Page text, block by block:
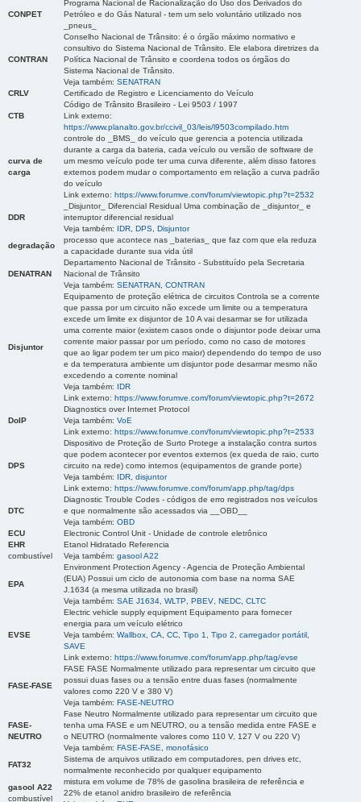
CONPET
Programa Nacional de Racionalização do Uso dos Derivados do
Petróleo e do Gás Natural - tem um selo voluntário utilizado nos
_pneus_
CONTRAN
Conselho Nacional de Trânsito: é o órgão máximo normativo e
consultivo do Sistema Nacional de Trânsito. Ele elabora diretrizes da
Política Nacional de Trânsito e coordena todos os órgãos do
Sistema Nacional de Trânsito.
Veja também: SENATRAN
CRLV
Certificado de Registro e Licenciamento do Veículo
CTB
Código de Trânsito Brasileiro - Lei 9503 / 1997
Link externo:
https://www.planalto.gov.br/ccivil_03/leis/l9503compilado.htm
curva de
carga
controle do _BMS_ do veículo que gerencia a potencia utilizada
durante a carga da bateria, cada veículo ou versão de software de
um mesmo veículo pode ter uma curva diferente, além disso fatores
externos podem mudar o comportamento em relação a curva padrão
do veículo
Link externo: https://www.forumve.com/forum/viewtopic.php?t=2532
DDR
_Disjuntor_ Diferencial Residual Uma combinação de _disjuntor_ e
interruptor diferencial residual
Veja também: IDR DPS Disjuntor
degradação
processo que acontece nas _baterias_ que faz com que ela reduza
a capacidade durante sua vida útil
DENATRAN
Departamento Nacional de Trânsito - Substituído pela Secretaria
Nacional de Trânsito
Veja também: SENATRAN CONTRAN
Disjuntor
Equipamento de proteção elétrica de circuitos Controla se a corrente
que passa por um circuito não excede um limite ou a temperatura
excede um limite ex disjuntor de 10 A vai desarmar se for utilizada
uma corrente maior (existem casos onde o disjuntor pode deixar uma
corrente maior passar por um período, como no caso de motores
que ao ligar podem ter um pico maior) dependendo do tempo de uso
e da temperatura ambiente um disjuntor pode desarmar mesmo não
excedendo a corrente nominal
Veja também: IDR
Link externo: https://www.forumve.com/forum/viewtopic.php?t=2672
DoIP
Diagnostics over Internet Protocol
Veja também: VoE
Link externo: https://www.forumve.com/forum/viewtopic.php?t=2533
DPS
Dispositivo de Proteção de Surto Protege a instalação contra surtos
que podem acontecer por eventos externos (ex queda de raio, curto
circuito na rede) como internos (equipamentos de grande porte)
Veja também: IDR disjuntor
Link externo: https://www.forumve.com/forum/app.php/tag/dps
DTC
Diagnostic Trouble Codes - códigos de erro registrados nos veículos
e que normalmente são acessados via __OBD__
Veja também: OBD
ECU
Electronic Control Unit - Unidade de controle eletrônico
EHR
combustível
Etanol Hidratado Referencia
Veja também: gasool A22
EPA
Environment Protection Agency - Agencia de Proteção Ambiental
(EUA) Possui um ciclo de autonomia com base na norma SAE
J.1634 (a mesma utilizada no brasil)
Veja também: SAE J1634 WLTP PBEV NEDC CLTC
EVSE
Electric vehicle supply equipment Equipamento para fornecer
energia para um veículo elétrico
Veja também: Wallbox CA CC Tipo 1 Tipo 2 carregador portátil
SAVE
Link externo: https://www.forumve.com/forum/app.php/tag/evse
FASE-FASE
FASE FASE Normalmente utilizado para representar um circuito que
possui duas fases ou a tensão entre duas fases (normalmente
valores como 220 V e 380 V)
Veja também: FASE-NEUTRO
FASE-
NEUTRO
Fase Neutro Normalmente utilizado para representar um circuito que
tenha uma FASE e um NEUTRO, ou a tensão medida entre FASE e
o NEUTRO (normalmente valores como 110 V, 127 V ou 220 V)
Veja também: FASE-FASE
monofásico
FAT32
Sistema de arquivos utilizado em computadores, pen drives etc,
normalmente reconhecido por qualquer equipamento
gasool A22
combustível
mistura em volume de 78% de gasolina brasileira de referência e
22% de etanol anidro brasileiro de referência